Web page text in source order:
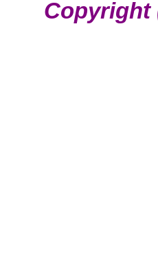
Copyright